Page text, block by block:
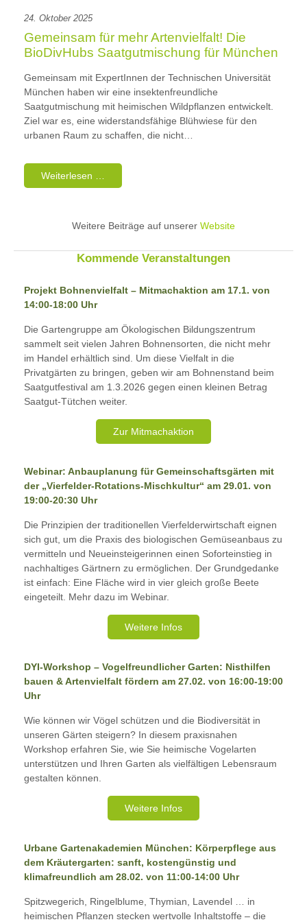
24. Oktober 2025
Gemeinsam für mehr Artenvielfalt! Die
BioDivHubs Saatgutmischung für München
Gemeinsam mit ExpertInnen der Technischen Universität
München haben wir eine insektenfreundliche
Saatgutmischung mit heimischen Wildpflanzen entwickelt.
Ziel war es, eine widerstandsfähige Blühwiese für den
urbanen Raum zu schaffen, die nicht…
Weiterlesen …
Weitere Beiträge auf unserer Website
Kommende Veranstaltungen
Projekt Bohnenvielfalt – Mitmachaktion am 17.1. von
14:00-18:00 Uhr
Die Gartengruppe am Ökologischen Bildungszentrum
sammelt seit vielen Jahren Bohnensorten, die nicht mehr
im Handel erhältlich sind. Um diese Vielfalt in die
Privatgärten zu bringen, geben wir am Bohnenstand beim
Saatgutfestival am 1.3.2026 gegen einen kleinen Betrag
Saatgut-Tütchen weiter.
Zur Mitmachaktion
Webinar: Anbauplanung für Gemeinschaftsgärten mit
der „Vierfelder-Rotations-Mischkultur“ am 29.01. von
19:00-20:30 Uhr
Die Prinzipien der traditionellen Vierfelderwirtschaft eignen
sich gut, um die Praxis des biologischen Gemüseanbaus zu
vermitteln und Neueinsteigerinnen einen Soforteinstieg in
nachhaltiges Gärtnern zu ermöglichen. Der Grundgedanke
ist einfach: Eine Fläche wird in vier gleich große Beete
eingeteilt. Mehr dazu im Webinar.
Weitere Infos
DYI-Workshop – Vogelfreundlicher Garten: Nisthilfen
bauen & Artenvielfalt fördern am 27.02. von 16:00-19:00
Uhr
Wie können wir Vögel schützen und die Biodiversität in
unseren Gärten steigern? In diesem praxisnahen
Workshop erfahren Sie, wie Sie heimische Vogelarten
unterstützen und Ihren Garten als vielfältigen Lebensraum
gestalten können.
Weitere Infos
Urbane Gartenakademien München: Körperpflege aus
dem Kräutergarten: sanft, kostengünstig und
klimafreundlich am 28.02. von 11:00-14:00 Uhr
Spitzwegerich, Ringelblume, Thymian, Lavendel … in
heimischen Pflanzen stecken wertvolle Inhaltstoffe – die